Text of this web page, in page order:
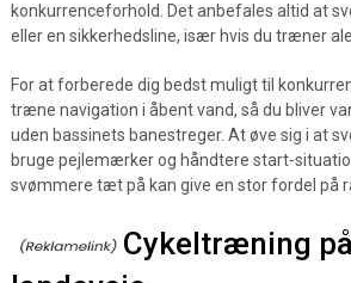
konkurrenceforhold. Det anbefales altid at
eller en sikkerhedsline, især hvis du træner
For at forberede dig bedst muligt til
træne navigation i åbent vand, så du bliver
uden bassinets banestreger. At øve sig i at
bruge pejlemærker og håndtere start-
svømmere tæt på kan give en stor fordel på
Cykeltræning